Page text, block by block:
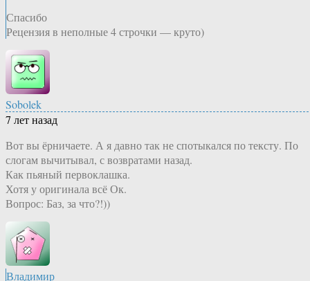
Спасибо
Рецензия в неполные 4 строчки — круто)
Sobolek
7 лет назад
Вот вы ёрничаете. А я давно так не спотыкался по тексту. По
слогам вычитывал, с возвратами назад.
Как пьяный первоклашка.
Хотя у оригинала всё Ок.
Вопрос: Баз, за что?!))
Владимир